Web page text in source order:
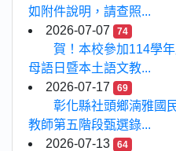
如附件說明，請查照...
2026-07-07
74
賀！本校參加114學
母語日暨本土語文教...
2026-07-17
69
彰化縣社頭鄉湳雅國
教師第五階段甄選錄...
2026-07-13
64